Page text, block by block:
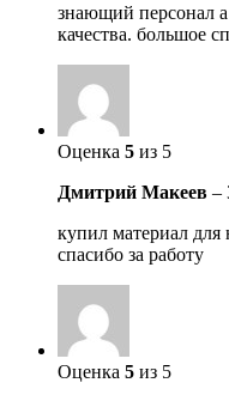
знающий персонал
качества. большое
Оценка 5 из 5
Дмитрий Макеев –
купил материал для
спасибо за работу
Оценка 5 из 5